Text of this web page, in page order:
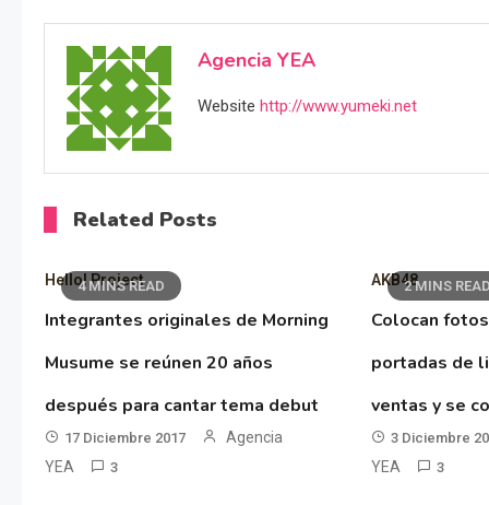
Agencia YEA
Website http://www.yumeki.net
Related Posts
4 MINS READ
Hello! Project
Integrantes originales de Morning
Musume se reúnen 20 años
después para cantar tema debut
17 Diciembre 2017
Agencia
YEA
3
2 MINS READ
AKB48
Colocan
portadas de
ventas y se
3 Diciembre
YEA
3